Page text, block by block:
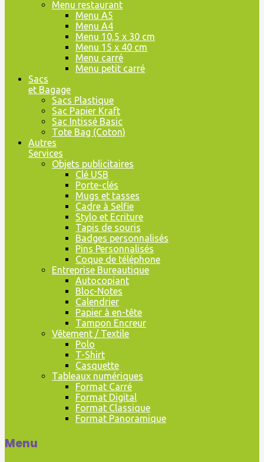
Menu restaurant
Menu A5
Menu A4
Menu 10,5 x 30 cm
Menu 15 x 40 cm
Menu carré
Menu petit carré
Sacs
et Bagage
Sacs Plastique
Sac Papier Kraft
Sac Intissé Basic
Tote Bag (Coton)
Autres
Services
Objets publicitaires
Clé USB
Porte-clés
Mugs et tasses
Cadre à Selfie
Stylo et Ecriture
Tapis de souris
Badges personnalisés
Pins Personnalisés
Coque de téléphone
Entreprise Bureautique
Autocopiant
Bloc-Notes
Calendrier
Papier à en-tête
Tampon Encreur
Vêtement / Textile
Polo
T-Shirt
Casquette
Tableaux numériques
Format Carré
Format Digital
Format Classique
Format Panoramique
Menu